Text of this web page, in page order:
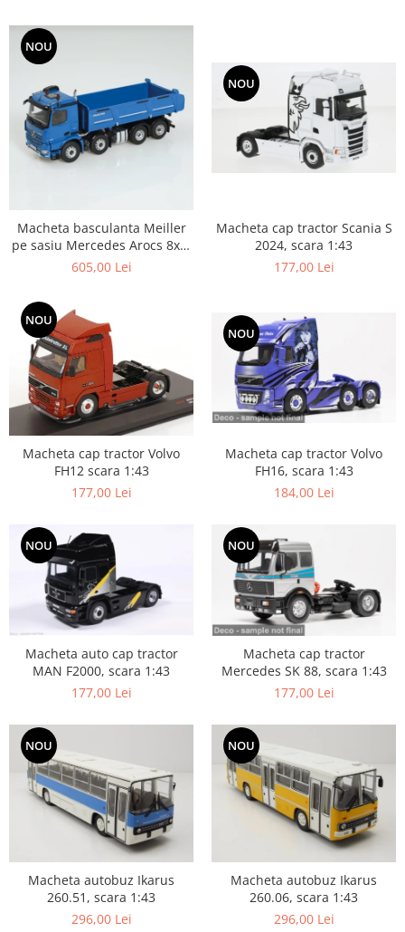
NOU
Macheta basculanta Meiller
pe sasiu Mercedes Arocs 8x4,
scara 1:50
605,00 Lei
NOU
Macheta cap tractor Scania S
2024, scara 1:43
177,00 Lei
NOU
Macheta cap tractor Volvo
FH12 scara 1:43
177,00 Lei
NOU
Macheta cap tractor Volvo
FH16, scara 1:43
184,00 Lei
NOU
Macheta auto cap tractor
MAN F2000, scara 1:43
177,00 Lei
NOU
Macheta cap tractor
Mercedes SK 88, scara 1:43
177,00 Lei
NOU
Macheta autobuz Ikarus
260.51, scara 1:43
296,00 Lei
NOU
Macheta autobuz Ikarus
260.06, scara 1:43
296,00 Lei